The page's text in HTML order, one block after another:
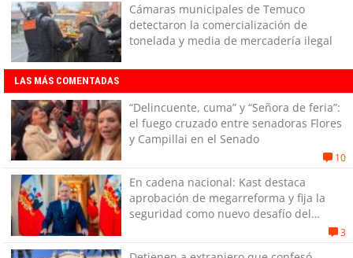
Cámaras municipales de Temuco
detectaron la comercialización de
tonelada y media de mercadería ilegal
LAS MÁS COMENTADAS
“Delincuente, cuma” y “Señora de feria”:
el fuego cruzado entre senadoras Flores
y Campillai en el Senado
10
En cadena nacional: Kast destaca
aprobación de megarreforma y fija la
seguridad como nuevo desafío del
3